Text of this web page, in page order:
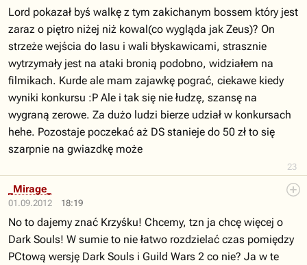
23
Lord pokazał byś walkę z tym zakichanym bossem który jest
zaraz o piętro niżej niż kowal(co wygląda jak Zeus)? On
strzeże wejścia do lasu i wali błyskawicami, strasznie
wytrzymały jest na ataki bronią podobno, widziałem na
filmikach. Kurde ale mam zajawkę pograć, ciekawe kiedy
wyniki konkursu :P Ale i tak się nie łudzę, szansę na
wygraną zerowe. Za dużo ludzi bierze udział w konkursach
hehe. Pozostaje poczekać aż DS stanieje do 50 zł to się
szarpnie na gwiazdkę może
01.09.2012 18:19
_Mirage_
No to dajemy znać Krzyśku! Chcemy, tzn ja chcę więcej o
Dark Souls! W sumie to nie łatwo rozdzielać czas pomiędzy
PCtową wersję Dark Souls i Guild Wars 2 co nie? Ja w te